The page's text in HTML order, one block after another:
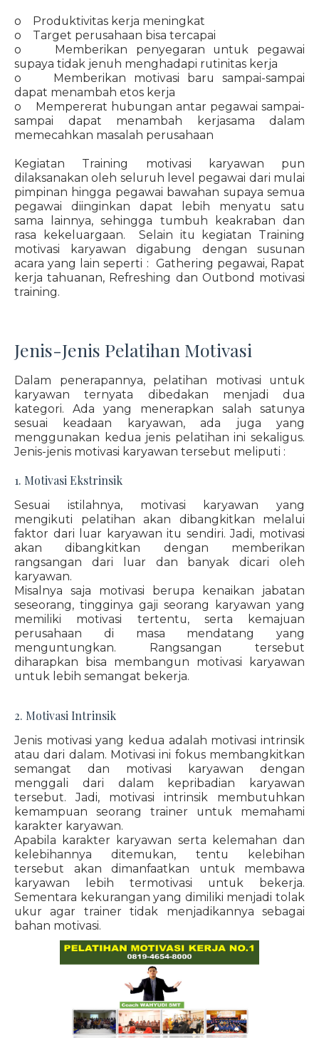
o Produktivitas kerja meningkat
o Target perusahaan bisa tercapai
o Memberikan penyegaran untuk pegawai
supaya tidak jenuh menghadapi rutinitas kerja
o Memberikan motivasi baru sampai-sampai
dapat menambah etos kerja
o Mempererat hubungan antar pegawai sampai-
sampai dapat menambah kerjasama dalam
memecahkan masalah perusahaan
Kegiatan Training motivasi karyawan pun
dilaksanakan oleh seluruh level pegawai dari mulai
pimpinan hingga pegawai bawahan supaya semua
pegawai diinginkan dapat lebih menyatu satu
sama lainnya, sehingga tumbuh keakraban dan
rasa kekeluargaan. Selain itu kegiatan Training
motivasi karyawan digabung dengan susunan
acara yang lain seperti : Gathering pegawai, Rapat
kerja tahuanan, Refreshing dan Outbond motivasi
training.
Jenis-Jenis Pelatihan Motivasi
Dalam penerapannya, pelatihan motivasi untuk
karyawan ternyata dibedakan menjadi dua
kategori. Ada yang menerapkan salah satunya
sesuai keadaan karyawan, ada juga yang
menggunakan kedua jenis pelatihan ini sekaligus.
Jenis-jenis motivasi karyawan tersebut meliputi :
1. Motivasi Ekstrinsik
Sesuai istilahnya, motivasi karyawan yang
mengikuti pelatihan akan dibangkitkan melalui
faktor dari luar karyawan itu sendiri. Jadi, motivasi
akan dibangkitkan dengan memberikan
rangsangan dari luar dan banyak dicari oleh
karyawan.
Misalnya saja motivasi berupa kenaikan jabatan
seseorang, tingginya gaji seorang karyawan yang
memiliki motivasi tertentu, serta kemajuan
perusahaan di masa mendatang yang
menguntungkan. Rangsangan tersebut
diharapkan bisa membangun motivasi karyawan
untuk lebih semangat bekerja.
2. Motivasi Intrinsik
Jenis motivasi yang kedua adalah motivasi intrinsik
atau dari dalam. Motivasi ini fokus membangkitkan
semangat dan motivasi karyawan dengan
menggali dari dalam kepribadian karyawan
tersebut. Jadi, motivasi intrinsik membutuhkan
kemampuan seorang trainer untuk memahami
karakter karyawan.
Apabila karakter karyawan serta kelemahan dan
kelebihannya ditemukan, tentu kelebihan
tersebut akan dimanfaatkan untuk membawa
karyawan lebih termotivasi untuk bekerja.
Sementara kekurangan yang dimiliki menjadi tolak
ukur agar trainer tidak menjadikannya sebagai
bahan motivasi.